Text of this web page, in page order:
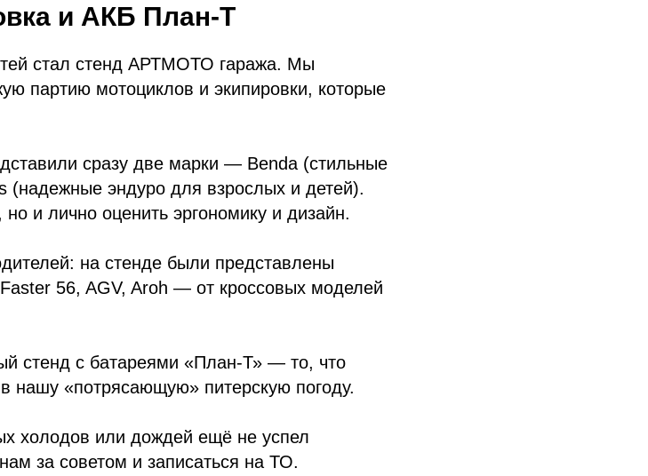
и АКБ План-Т
стал стенд АРТМОТО гаража. Мы
партию мотоциклов и экипировки, которые
сразу две марки — Benda (стильные
(надежные эндуро для взрослых и детей).
и лично оценить эргономику и дизайн.
на стенде были представлены
56, AGV, Aroh — от кроссовых моделей
стенд с батареями «План-Т» — то, что
нашу «потрясающую» питерскую погоду.
холодов или дождей ещё не успел
за советом и записаться на ТО.